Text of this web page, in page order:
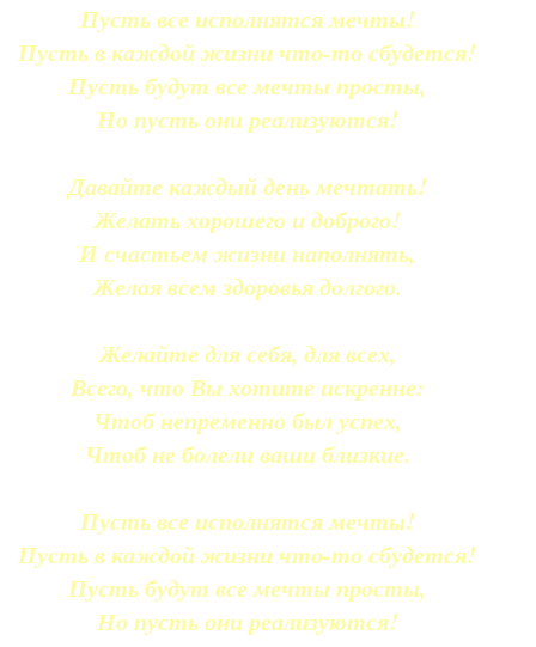
Пусть все исполнятся мечты!
Пусть в каждой жизни что-то сбудется!
Пусть будут все мечты просты,
Но пусть они реализуются!
Давайте каждый день мечтать!
Желать хорошего и доброго!
И счастьем жизни наполнять,
Желая всем здоровья долгого.
Желайте для себя, для всех,
Всего, что Вы хотите искренне:
Чтоб непременно был успех,
Чтоб не болели ваши близкие.
Пусть все исполнятся мечты!
Пусть в каждой жизни что-то сбудется!
Пусть будут все мечты просты,
Но пусть они реализуются!